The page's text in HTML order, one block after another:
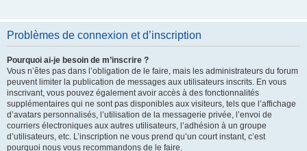
Problèmes de connexion et d’inscription
Pourquoi ai-je besoin de m’inscrire ?
Vous n’êtes pas dans l’obligation de le faire, mais les administrateurs du forum
peuvent limiter la publication de messages aux utilisateurs inscrits. En vous
inscrivant, vous pouvez également avoir accès à des fonctionnalités
supplémentaires qui ne sont pas disponibles aux visiteurs, tels que l’affichage
d’avatars personnalisés, l’utilisation de la messagerie privée, l’envoi de
courriers électroniques aux autres utilisateurs, l’adhésion à un groupe
d’utilisateurs, etc. L’inscription ne vous prend qu’un court instant, c’est
pourquoi nous vous recommandons de le faire.